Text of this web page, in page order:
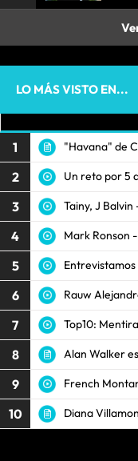
LO MÁS VISTO EN...
1 "Havana" de
2 Un reto por 5
3 Tainy, J Balvin
4 Mark Ronson
5
6 Rauw
7 Top10:
8 Alan Walker
9 French
10 Diana